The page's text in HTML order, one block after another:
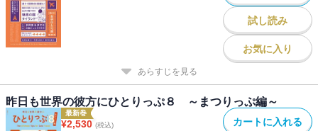
試し読み
お気に入り
あらすじを見る
昨日も世界の彼方にひとりっぷ８ ～まつりっぷ編～
最新巻
¥2,530 (税込) カートに入れる